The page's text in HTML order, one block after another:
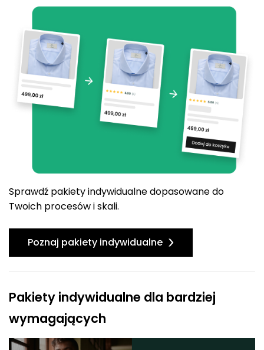
Sprawdź pakiety indywidualne dopasowane do
Twoich procesów i skali.
Poznaj pakiety indywidualne
Pakiety indywidualne dla bardziej
wymagających